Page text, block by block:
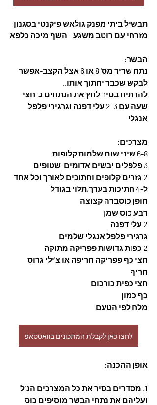
תבשיל ביתי מפנק גולאש פיקנטי בסגנון
מזרחי עם רוטב משגע - השף מיכה כלפא
הבשר:
נתח שריר מס' 8 או 6 אצל הקצב-אפשר
לבקש שכבר יחתוך אותו..
להרתיח בסיר לחץ את הנתחים כ-חצי
שעה עם 2-3 עלי דפנה וגרגירי פלפל
אנגלי
מצרכים:
6-8 שיני שום שלמות קלופות
3 פלפלים יבשים אדומים-שטופים
2 גזרים קלופים וחתוכים לאורך וכל אחד
ל-4 חתיכות בערך,תלוי בגודל
חופן כוסברה קצוצה
רבע כוס שמן
2 עלי דפנה
גרגירי פלפל אנגלי שלמים
2 כפות גדושות פפריקה מתוקה
חצי כף פפריקה חריפה או צ'ילי גרוס
חריף
חצי כפית כורכום
כף כמון
מלח לפי הטעם
לחצו כאן לקבלת המתכונים בוואטסאפ
אופן ההכנה:
1. מסדרים בסיר את כל המצרכים הנ"ל
ועליהם את נתחי הבשר מוסיפים כוס